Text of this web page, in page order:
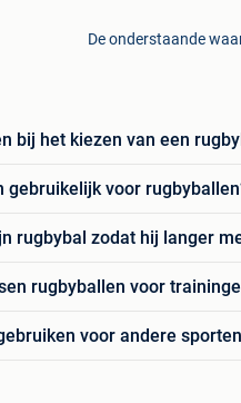
De onderstaande
bij het kiezen van een
gebruikelijk voor
rugbybal zodat hij langer
rugbyballen voor
voor andere